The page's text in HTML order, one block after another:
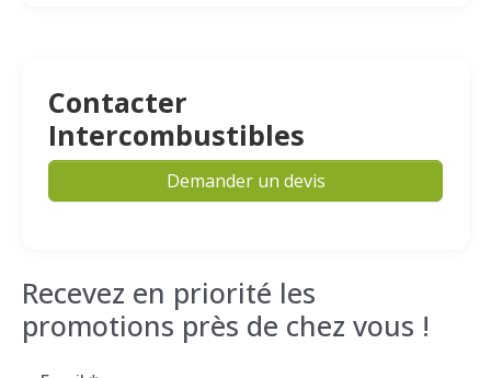
Contacter
Intercombustibles
Demander un devis
Recevez en priorité les
promotions près de chez vous !